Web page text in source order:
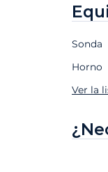
Sonda
Horno
Ver la